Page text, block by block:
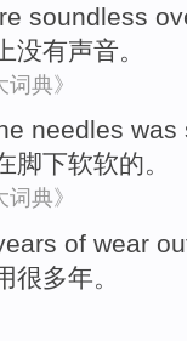
soundless
上没有声音。
典》
needles was
脚下软软的。
典》
of wear
很多年。